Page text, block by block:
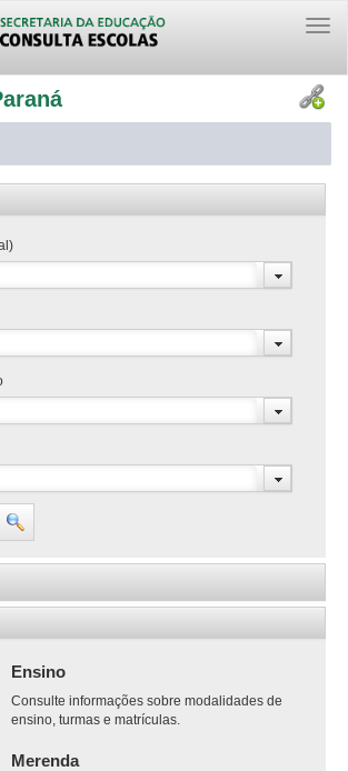
Ensino
Consulte informações sobre modalidades de
ensino, turmas e matrículas.
Merenda